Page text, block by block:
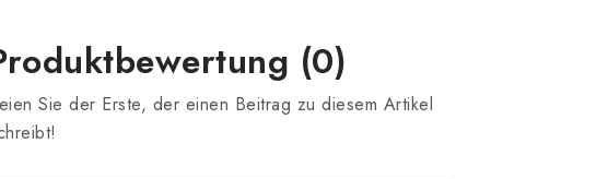
(0)
Sie der Erste, der einen Beitrag zu diesem Artikel